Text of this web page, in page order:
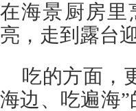
在海景厨房里
亮，走到露台
吃的方面，
海边、吃遍海